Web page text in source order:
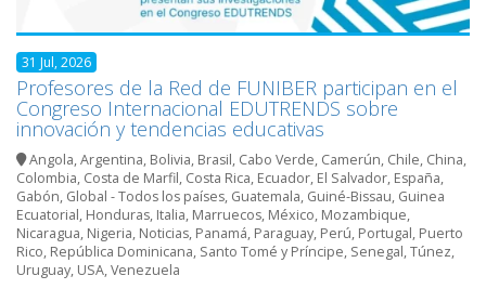
31 Jul, 2026
Profesores de la Red de FUNIBER participan en el
Congreso Internacional EDUTRENDS sobre
innovación y tendencias educativas
Angola,Argentina, Bolivia, Brasil, Cabo Verde, Camerún, Chile, China,
Colombia, Costa de Marfil, Costa Rica, Ecuador, El Salvador, España,
Gabón, Global - Todos los países, Guatemala, Guiné-Bissau, Guinea
Ecuatorial, Honduras, Italia, Marruecos, México, Mozambique,
Nicaragua, Nigeria, Noticias, Panamá, Paraguay, Perú, Portugal, Puerto
Rico, República Dominicana, Santo Tomé y Príncipe, Senegal,Túnez,
Uruguay, USA,Venezuela